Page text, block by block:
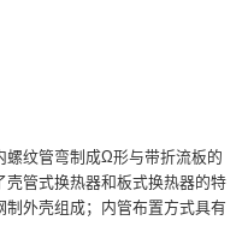
螺纹管弯制成Ω形与带折流板的
管式换热器和板式换热器的特
外壳组成；内管布置方式具有